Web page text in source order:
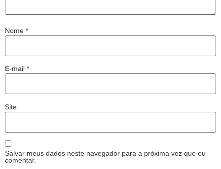
Nome *
E-mail *
Site
Salvar meus dados neste navegador para a próxima vez que eu
comentar.